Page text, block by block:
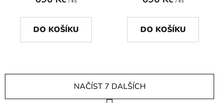
DO KOŠÍKU DO KOŠÍKU
NAČÍST 7 DALŠÍCH